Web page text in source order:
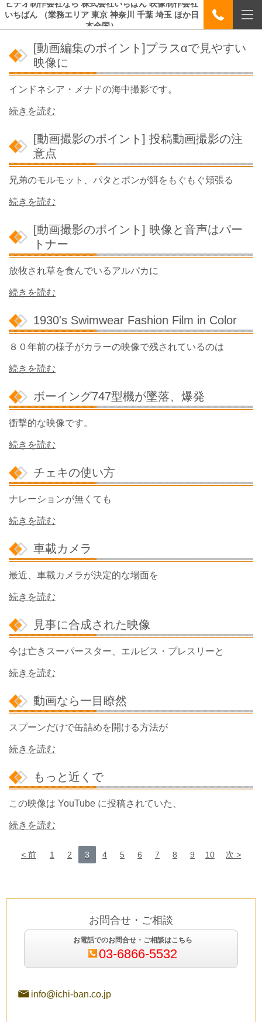
ビデオ制作会社なら 株式会社いちばん 映像制作会社
いちばん （業務エリア 東京 神奈川 千葉 埼玉 ほか日
本全国）
[動画編集のポイント]プラスαで見やすい
映像に
インドネシア・メナドの海中撮影です。
続きを読む
[動画撮影のポイント] 投稿動画撮影の注
意点
兄弟のモルモット、パタとポンが餌をもぐもぐ頬張る
続きを読む
[動画撮影のポイント] 映像と音声はパー
トナー
放牧され草を食んでいるアルパカに
続きを読む
1930's Swimwear Fashion Film in Color
８０年前の様子がカラーの映像で残されているのは
続きを読む
ボーイング747型機が墜落、爆発
衝撃的な映像です。
続きを読む
チェキの使い方
ナレーションが無くても
続きを読む
車載カメラ
最近、車載カメラが決定的な場面を
続きを読む
見事に合成された映像
今は亡きスーパースター、エルビス・プレスリーと
続きを読む
動画なら一目瞭然
スプーンだけで缶詰めを開ける方法が
続きを読む
もっと近くで
この映像は YouTube に投稿されていた、
続きを読む
前 1 2 3 4 5 6 7 8 9 10 次
お問合せ・ご相談
お電話でのお問合せ・ご相談はこちら
03-6866-5532
info@ichi-ban.co.jp